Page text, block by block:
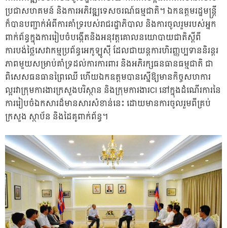
ប្រជាសហគមន៍ និងការអភិវឌ្ឍទេសចរណ៍ធម្មជាតិ។ ឯកឧត្តមរដ្ឋមន្ត្រី
ក៏បានបញ្ជាក់អំពីការគាំទ្ររបស់រាជរដ្ឋាភិបាល និងការចូលរួមរបស់អ្នក
ពាក់ព័ន្ធក្នុងការរៀបចំបង្កើតនិងអនុវត្តគោលនយោបាយជាតិស្តីពី
ការបង់ថ្លៃសេវាកម្មប្រព័ន្ធអេកូឡូស៊ី ដែលជាយន្តការហិរញ្ញប្បទាននិរន្តរ
ភាពមួយសម្រាប់គាំទ្រដល់ការការពារ និងអភិរក្សធនធានធម្មជាតិ ជា
ពិសេសធនធានព្រៃឈើ ហើយឯកឧត្តមបានស្នើឱ្យមានកិច្ចសហការ
ល្អរវាក្រុមការងារក្រសួងបរិស្ថាន និងក្រុមការងារCI នៅក្នុងដំណើរការនៃ
ការរៀបចំឯកសារដ៏មានសារសំខាន់នេះ ដោយមានការចូលរួមពីគ្រប់
ក្រសួង ស្ថាប័ន និងដៃគូពាក់ព័ន្ធ។